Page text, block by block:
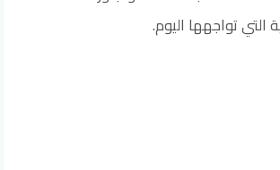
التي تواجهها اليوم.